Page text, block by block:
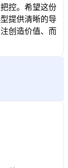
控。希望这份
提供清晰的导
创造价值、而